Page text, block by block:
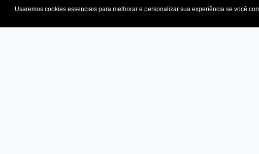
Usaremos cookies essenciais para melhorar e personalizar sua experiência se você